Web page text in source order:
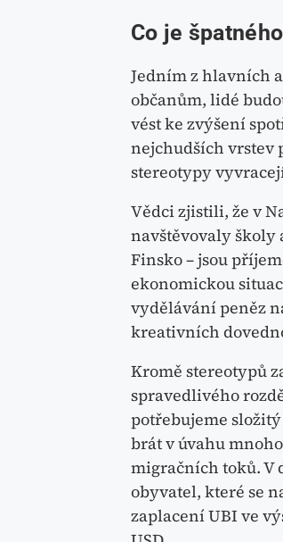
Co je
Jedním z hlavních
občanům, lidé
vést ke zvýšení
nejchudších vrstev
stereotypy
Vědci zjistili, že v
navštěvovaly školy
Finsko – jsou
ekonomickou
vydělávání peněz
kreativních
Kromě stereotypů
spravedlivého
potřebujeme
brát v úvahu
migračních toků. V
obyvatel, které se
zaplacení UBI ve